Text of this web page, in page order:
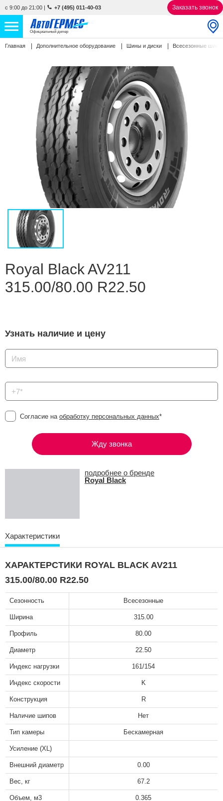
с 9:00 до 21:00 | +7 (495) 011-40-03 Заказать звонок
Официальный дилер
НОВЫЕ АВТОМОБИЛИ 4770 авто
С ПРОБЕГОМ 857 авто
СЕРВИС
УСЛУГИ
О КОМПАНИИ
КОНТАКТЫ
Избранное
Сравнение
Личный кабинет
Главная Дополнительное оборудование Шины и диски Всесезонные
Royal Black AV211
315.00/80.00 R22.50
Узнать наличие и цену
Согласие на обработку персональных данных*
Жду звонка
подробнее о бренде
Royal Black
Характеристики
ХАРАКТЕРСТИКИ ROYAL BLACK AV211
315.00/80.00 R22.50
Сезонность Всесезонные
Ширина 315.00
Профиль 80.00
Диаметр 22.50
Индекс нагрузки 161/154
Индекс скорости K
Конструкция R
Наличие шипов Нет
Тип камеры Бескамерная
Усиление (XL)
Внешний диаметр 0.00
Вес, кг 67.2
Объем, м3 0.365